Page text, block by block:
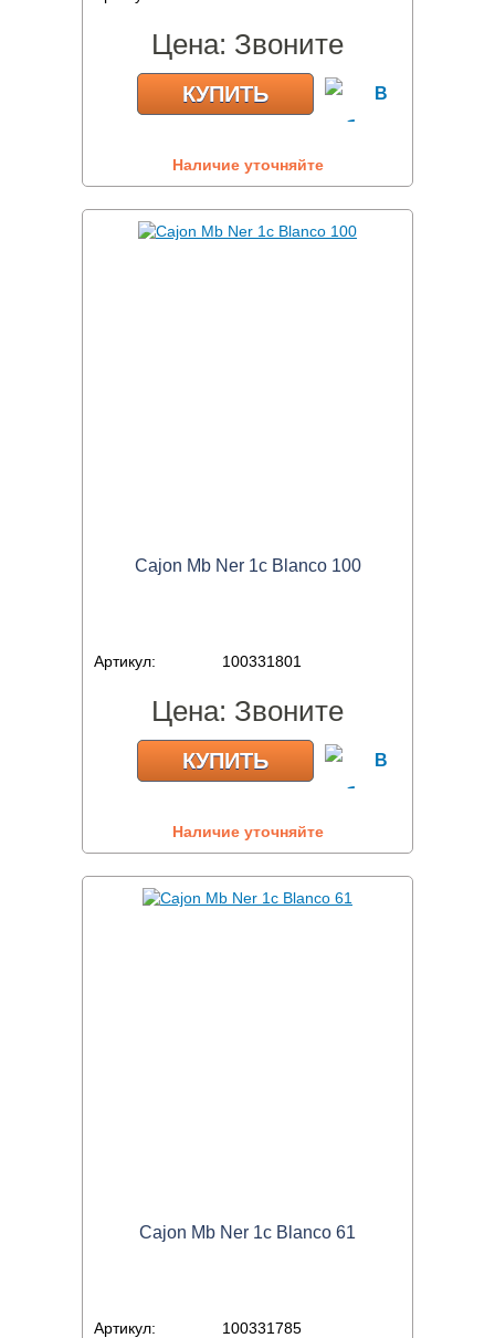
Цена: Звоните
КУПИТЬ
Наличие уточняйте
Cajon Mb Ner 1c Blanco 100
Артикул: 100331801
Цена: Звоните
КУПИТЬ
Наличие уточняйте
Cajon Mb Ner 1c Blanco 61
Артикул: 100331785